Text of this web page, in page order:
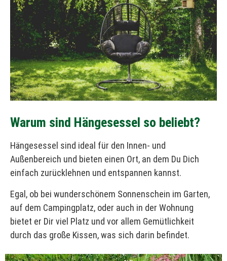
Warum sind Hängesessel so beliebt?
Hängesessel sind ideal für den Innen- und
Außenbereich und bieten einen Ort, an dem Du Dich
einfach zurücklehnen und entspannen kannst.
Egal, ob bei wunderschönem Sonnenschein im Garten,
auf dem Campingplatz, oder auch in der Wohnung
bietet er Dir viel Platz und vor allem Gemütlichkeit
durch das große Kissen, was sich darin befindet.